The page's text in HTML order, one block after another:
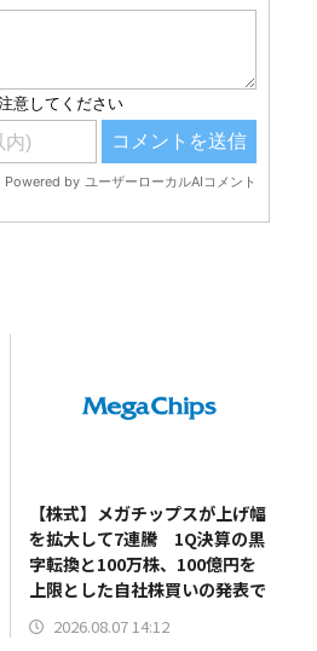
【株式】メガチップスが上げ幅
を拡大して7連騰 1Q決算の黒
字転換と100万株、100億円を
上限とした自社株買いの発表で
2026.08.07 14:12